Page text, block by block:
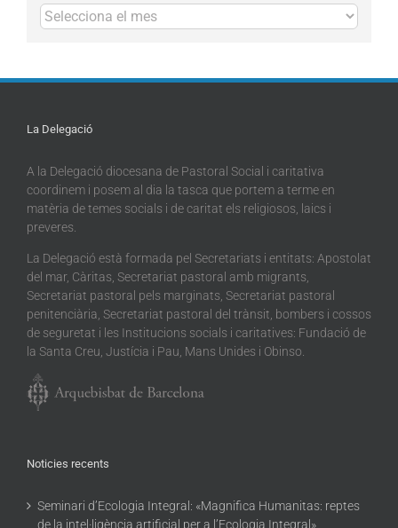
Arxius
La Delegació
A la Delegació diocesana de Pastoral Social i caritativa
coordinem i posem al dia la tasca que portem a terme en
matèria de temes socials i de caritat els religiosos, laics i
preveres.
La Delegació està formada pel Secretariats i entitats: Apostolat
del mar, Càritas, Secretariat pastoral amb migrants,
Secretariat pastoral pels marginats, Secretariat pastoral
penitenciària, Secretariat pastoral del trànsit, bombers i cossos
de seguretat i les Institucions socials i caritatives: Fundació de
la Santa Creu, Justícia i Pau, Mans Unides i Obinso.
Noticies recents
Seminari d’Ecologia Integral: «Magnifica Humanitas: reptes
de la intel·ligència artificial per a l’Ecologia Integral»